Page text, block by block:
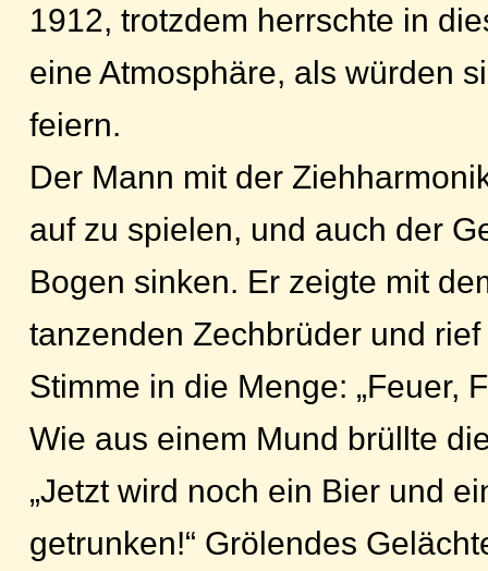
1912, trotzdem herrschte in
eine Atmosphäre, als würden
feiern.
Der Mann mit der
auf zu spielen, und auch der
Bogen sinken. Er zeigte mit
tanzenden Zechbrüder und
Stimme in die Menge: „Feuer,
Wie aus einem Mund brüllte
„Jetzt wird noch ein Bier und
getrunken!“ Grölendes